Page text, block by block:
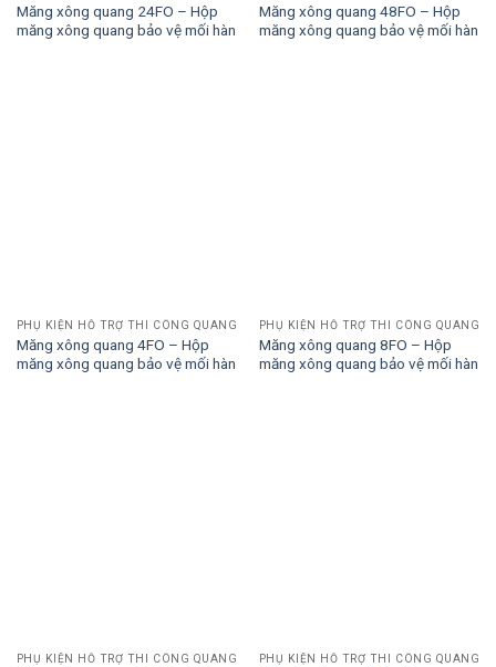
Măng xông quang 24FO – Hộp
măng xông quang bảo vệ mối hàn
Măng xông quang 48FO – Hộp
măng xông quang bảo vệ mối hàn
PHỤ KIỆN HỖ TRỢ THI CÔNG QUANG
Măng xông quang 4FO – Hộp
măng xông quang bảo vệ mối hàn
PHỤ KIỆN HỖ TRỢ THI CÔNG QUANG
Măng xông quang 8FO – Hộp
măng xông quang bảo vệ mối hàn
PHỤ KIỆN HỖ TRỢ THI CÔNG QUANG PHỤ KIỆN HỖ TRỢ THI CÔNG QUANG